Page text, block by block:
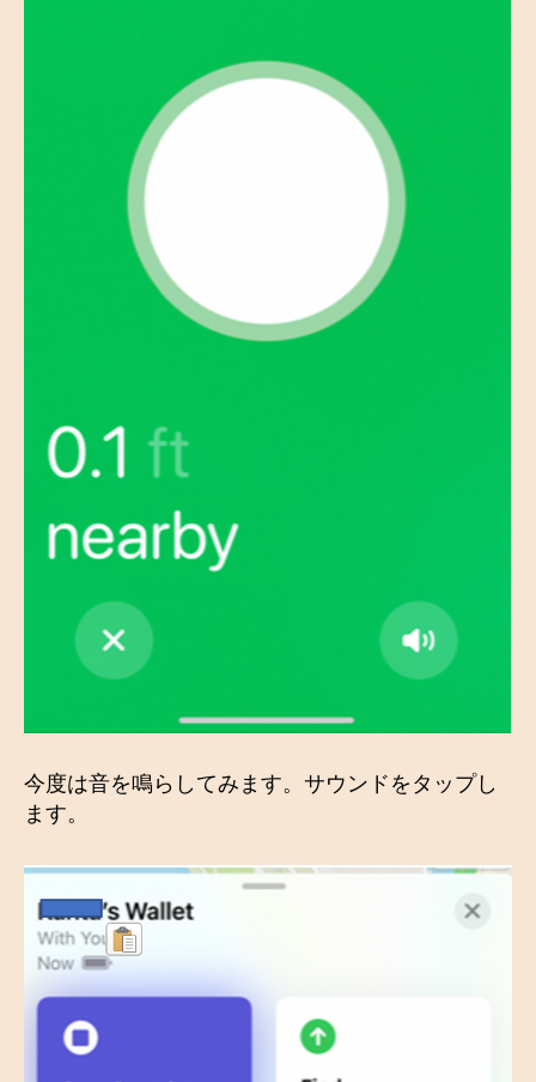
今度は音を鳴らしてみます。サウンドをタップし
ます。